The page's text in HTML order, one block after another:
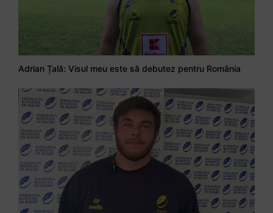
Adrian Țală: Visul meu este să debutez pentru România